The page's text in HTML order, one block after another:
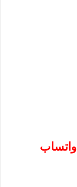
واتساب